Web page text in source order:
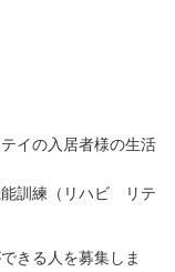
イの入居者様の生活
能訓練（リハビ リテ
きる人を募集しま